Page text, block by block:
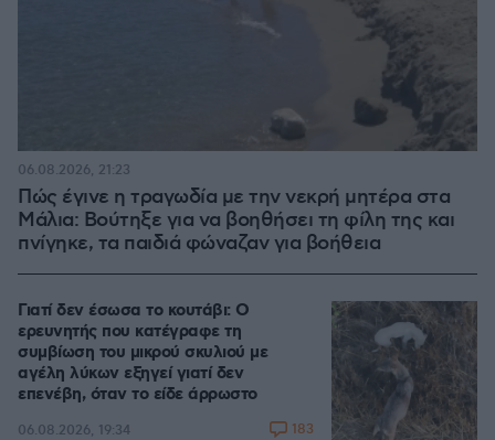
Πώς έγινε η τραγωδία με την νεκρή μητέρα στα
Μάλια: Βούτηξε για να βοηθήσει τη φίλη της και
πνίγηκε, τα παιδιά φώναζαν για βοήθεια
06.08.2026, 21:23
Γιατί δεν έσωσα το κουτάβι: Ο
ερευνητής που κατέγραφε τη
συμβίωση του μικρού σκυλιού με
αγέλη λύκων εξηγεί γιατί δεν
επενέβη, όταν το είδε άρρωστο
06.08.2026, 19:34 183